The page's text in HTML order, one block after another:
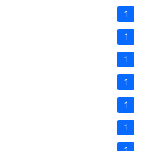
1
1
1
1
1
1